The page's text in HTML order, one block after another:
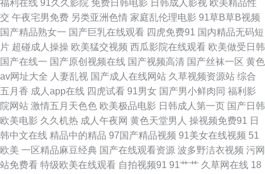
文精品产品网 91豆花官网 91福利色 91福利社免费视频 91av视频在线导航
91超碰人人艹 91黑料在线 91精品传媒 91福利姬实时更新 91好看免费视频
91日美 91亚洲精品无码万宁 91丝袜脚交网站 91入口 91精品观看视频 91人
妻激情在线 91情爱网 91在线看18 91素人越啪系列 超碰97亚洲区 色情软件
欧美日韩爱爱网 91老司机在线观看 AV色图福利导航 www色一区二区 操精
品大姐 www五月天 超碰97资源共享 大香蕉热 大香蕉亚洲伊人 成人午夜在
福利在线 91久久影院 免费日韩电影 日韩成人影视 欧美精品性
交 午夜宅男免费 另类亚洲色情 家庭乱伦理电影 91草B草B视频
国产精品熟女一 国产巨乳在线观看 四虎免费91 国内精品无码短
片 超碰成人操操 欧美猛交视频 西瓜影院在线观看 欧美做受日韩
国产在线一 国产原创视频在线 国产视频高清 国产丝袜一区 黄色
av网址大全 人妻乱视 国产成人在线网站 久草视频资源站 综合
五月香 成人app在线 四虎试看 91男女 国产男小鲜肉同 福利影
院网站 激情五月天色色 欧美极品电影 日韩成人第一页 国产日韩
欧美电影 久久机热 成人午夜网 黄色天堂男人 操视频免费91 日
韩中文在线 精品中的精品 97国产精品视频 91美女在线视频 51
欧美 一区精品麻豆经典 国产在线观看资源 波多野洁衣视频 污网
站免费看 特级欧美在线观看 自拍视频91 91艹艹 久草网在线 18